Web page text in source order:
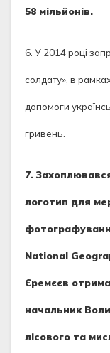
58 мільйонів.
6. У 2014 році
солдату», в
допомоги
гривень.
7.
логотип для
National
Єремєєв
начальник
лісового та